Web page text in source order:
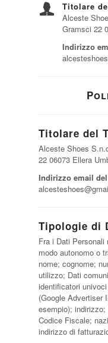
Titolare
Alceste
Gramsci 22
Indirizzo
Titolare del
Alceste Shoes
22 06073 Ellera
Indirizzo email
Tipologie di
Fra i Dati
modo autonomo o
nome; cognome;
utilizzo; Dati
identificatori
(Google Advertiser
esempio);
Codice Fiscale;
indirizzo di